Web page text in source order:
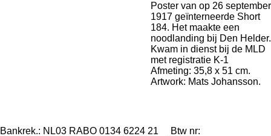
Poster van op 26 september
1917 geïnterneerde Short
184. Het maakte een
noodlanding bij Den Helder.
Kwam in dienst bij de MLD
met registratie K-1
Afmeting: 35,8 x 51 cm.
Artwork: Mats Johansson.
Bankrek.: NL03 RABO 0134 6224 21 Btw nr: